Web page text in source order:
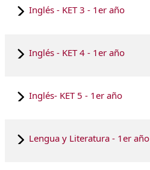
Inglés - KET 3 - 1er año
Inglés - KET 4 - 1er año
Inglés- KET 5 - 1er año
Lengua y Literatura - 1er año